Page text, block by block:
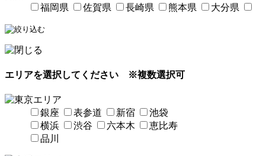
福岡県
佐賀県 長崎県 熊本県 大分県
エリアを選択してください ※複数選択可
銀座 表参道 新宿
池袋
横浜
渋谷 六本木
恵比寿
品川